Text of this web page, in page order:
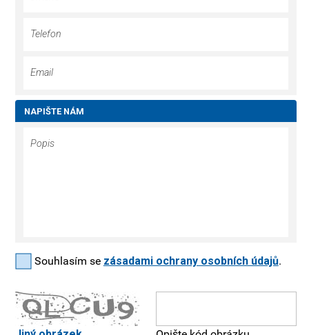
NAPIŠTE NÁM
Souhlasím se zásadami ochrany osobních údajů.